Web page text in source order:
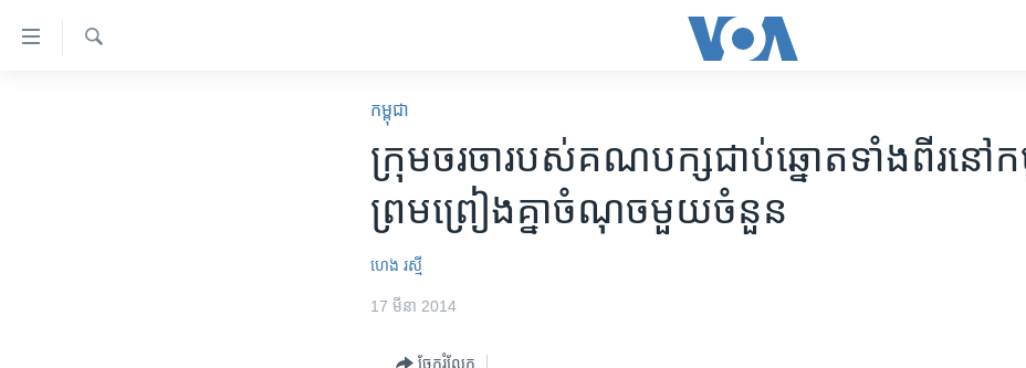
ទៅ​
កម្ពុជា
ក្រុម​ចរចា​របស់​គណបក្ស​ជាប់​ឆ្នោតទាំងពីរ​នៅ​កម្
ព្រម​ព្រៀងគ្នាចំណុច​មួយ​ចំនួន
ហេង រស្មី
17 មីនា 2014
ចែករំលែក